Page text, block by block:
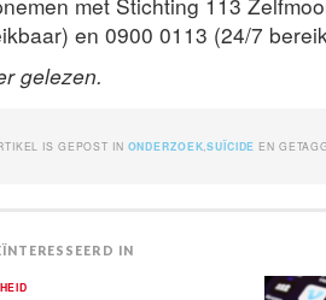
en 0900 0113 (24/7
gelezen.
IS GEPOST IN ONDERZOEK ,SUÏCIDE EN
IN